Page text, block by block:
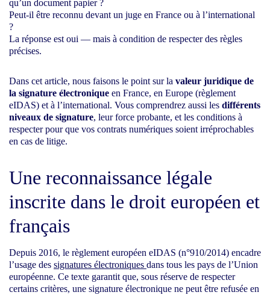
qu’un document papier ?
Peut-il être reconnu devant un juge en France ou à l’international
?
La réponse est oui — mais à condition de respecter des règles
précises.
Dans cet article, nous faisons le point sur la valeur juridique de
la signature électronique en France, en Europe (règlement
eIDAS) et à l’international. Vous comprendrez aussi les différents
niveaux de signature, leur force probante, et les conditions à
respecter pour que vos contrats numériques soient irréprochables
en cas de litige.
Une reconnaissance légale
inscrite dans le droit européen et
français
Depuis 2016, le règlement européen eIDAS (n°910/2014) encadre
l’usage des signatures électroniques dans tous les pays de l’Union
européenne. Ce texte garantit que, sous réserve de respecter
certains critères, une signature électronique ne peut être refusée en